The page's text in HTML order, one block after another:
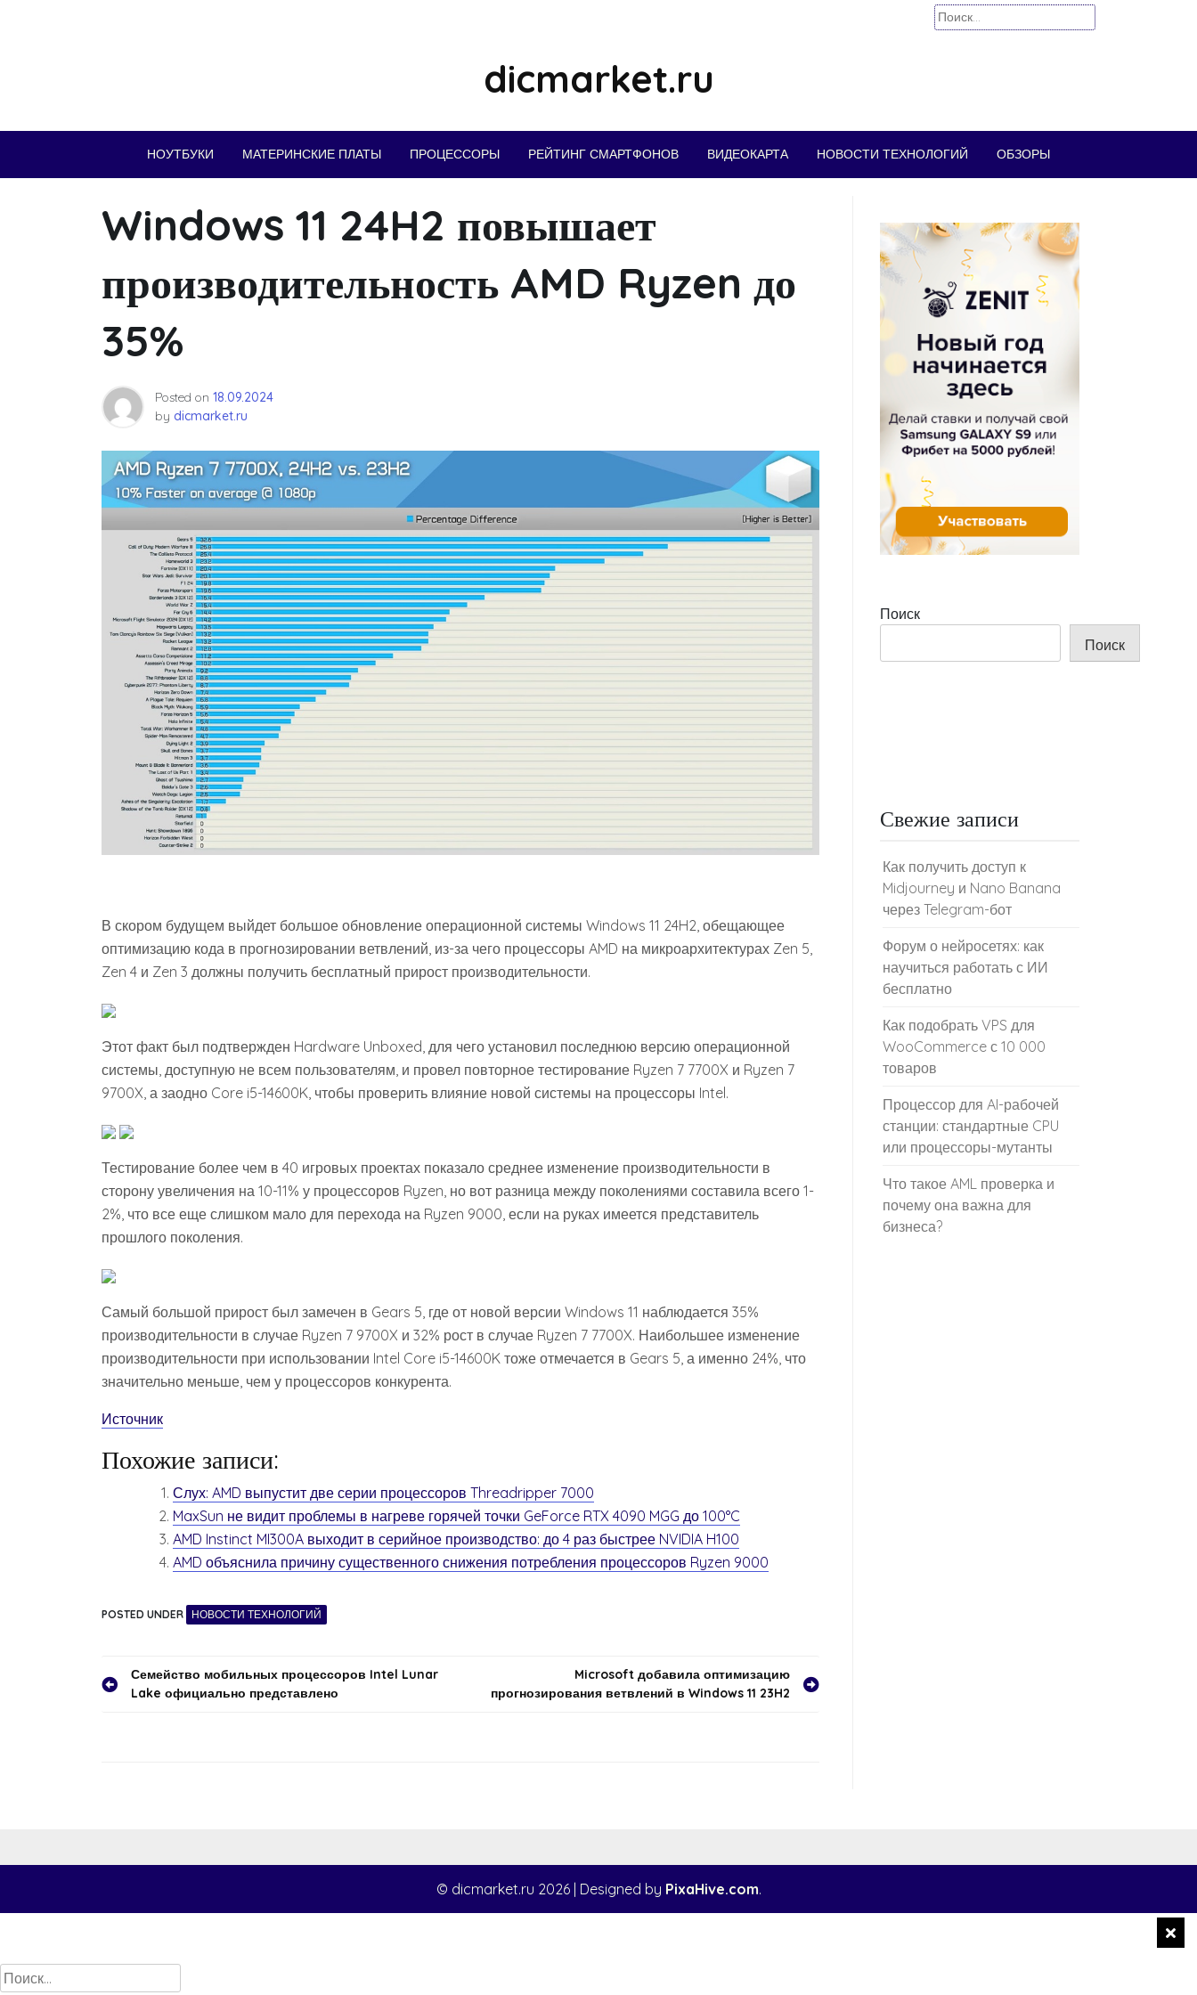
Найти:
dicmarket.ru
НОУТБУКИ МАТЕРИНСКИЕ ПЛАТЫ ПРОЦЕССОРЫ РЕЙТИНГ СМАРТФОНОВ ВИДЕОКАРТА НОВОСТИ ТЕХНОЛОГИЙ ОБЗОРЫ
Windows 11 24H2 повышает
производительность AMD Ryzen до
35%
Posted on 18.09.2024
by dicmarket.ru
В скором будущем выйдет большое обновление операционной системы Windows 11 24H2, обещающее
оптимизацию кода в прогнозировании ветвлений, из-за чего процессоры AMD на микроархитектурах Zen 5,
Zen 4 и Zen 3 должны получить бесплатный прирост производительности.
Этот факт был подтвержден Hardware Unboxed, для чего установил последнюю версию операционной
системы, доступную не всем пользователям, и провел повторное тестирование Ryzen 7 7700X и Ryzen 7
9700X, а заодно Core i5-14600K, чтобы проверить влияние новой системы на процессоры Intel.
Тестирование более чем в 40 игровых проектах показало среднее изменение производительности в
сторону увеличения на 10-11% у процессоров Ryzen, но вот разница между поколениями составила всего 1-
2%, что все еще слишком мало для перехода на Ryzen 9000, если на руках имеется представитель
прошлого поколения.
Самый большой прирост был замечен в Gears 5, где от новой версии Windows 11 наблюдается 35%
производительности в случае Ryzen 7 9700X и 32% рост в случае Ryzen 7 7700X. Наибольшее изменение
производительности при использовании Intel Core i5-14600K тоже отмечается в Gears 5, а именно 24%, что
значительно меньше, чем у процессоров конкурента.
Источник
Похожие записи:
Слух: AMD выпустит две серии процессоров Threadripper 7000
MaxSun не видит проблемы в нагреве горячей точки GeForce RTX 4090 MGG до 100°C
AMD Instinct MI300A выходит в серийное производство: до 4 раз быстрее NVIDIA H100
AMD объяснила причину существенного снижения потребления процессоров Ryzen 9000
POSTED UNDER НОВОСТИ ТЕХНОЛОГИЙ
Навигация
Семейство мобильных процессоров Intel Lunar
Lake официально представлено
Microsoft добавила оптимизацию
прогнозирования ветвлений в Windows 11 23H2
Поиск
Поиск
Свежие записи
Как получить доступ к
Midjourney и Nano Banana
через Telegram-бот
Форум о нейросетях: как
научиться работать с ИИ
бесплатно
Как подобрать VPS для
WooCommerce с 10 000
товаров
Процессор для AI-рабочей
станции: стандартные CPU
или процессоры-мутанты
Что такое AML проверка и
почему она важна для
бизнеса?
© dicmarket.ru 2026 | Designed by PixaHive.com.
Найти: